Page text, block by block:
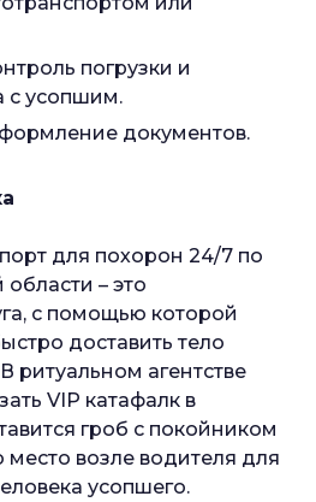
погрузки и
с усопшим.
документов.
для похорон 24/7 по
– это
с помощью которой
доставить тело
ритуальном агентстве
VIP катафалк в
гроб с покойником
место возле водителя для
усопшего.